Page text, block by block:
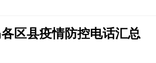
区县疫情防控电话汇总